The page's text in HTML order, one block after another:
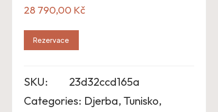
28 790,00 Kč
Rezervace
SKU:
23d32ccd165a
Categories: Djerba, Tunisko,